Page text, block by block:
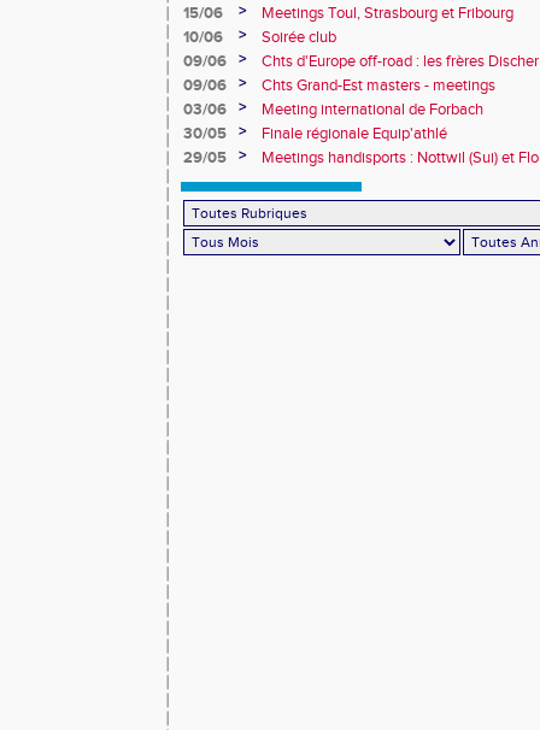
15/06
>
Meetings Toul, Strasbourg et Fribourg
10/06
>
Soirée club
09/06
>
Chts d'Europe off-road : les frères
09/06
>
Chts Grand-Est masters - meetings
03/06
>
Meeting international de Forbach
30/05
>
Finale régionale Equip'athlé
29/05
> Meetings handisports : Nottwil (Sui) et